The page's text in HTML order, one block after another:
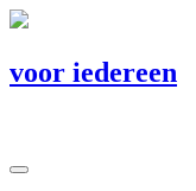
voor iedereen